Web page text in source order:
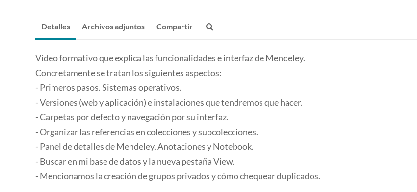
Detalles Archivos adjuntos Compartir
Vídeo formativo que explica las funcionalidades e interfaz de Mendeley.
Concretamente se tratan los siguientes aspectos:
- Primeros pasos. Sistemas operativos.
- Versiones (web y aplicación) e instalaciones que tendremos que hacer.
- Carpetas por defecto y navegación por su interfaz.
- Organizar las referencias en colecciones y subcolecciones.
- Panel de detalles de Mendeley. Anotaciones y Notebook.
- Buscar en mi base de datos y la nueva pestaña View.
- Mencionamos la creación de grupos privados y cómo chequear duplicados.